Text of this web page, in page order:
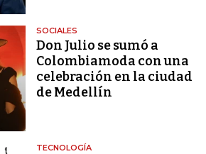
SOCIALES
Don Julio se sumó a
Colombiamoda con una
celebración en la ciudad
de Medellín
TECNOLOGÍA